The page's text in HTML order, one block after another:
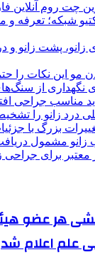
چت روم آنلاین
شبکه؛ تعرفه و
زانو، پشت زانو و
مو این نکات را
نگهداری از
مناسب جراحی
درد زانو را
بزرگ با
زانو مشمول
برای جراحی
هر عضو
علم اعلام شد